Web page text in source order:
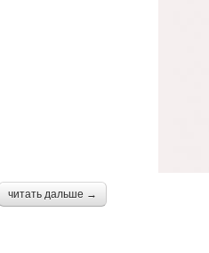
читать дальше →